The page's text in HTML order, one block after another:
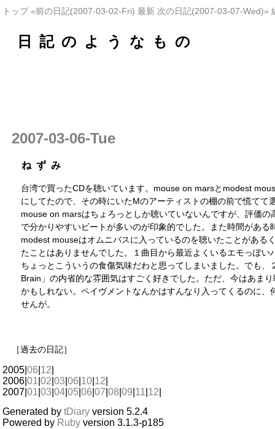
トップ «前の日記(2007-03-02-Fri) 最新 次の日記(2007-03-07-Wed)»
日記のようなもの
2007-03-06-Tue
ねずみ
台湾で買ったCDを聴いています。mouse on marsとmodest
にしてたので、その時にいたMのアーティストの棚の前で慌てて
mouse on marsはちょろっとしか聴いていないんですが、評価の
で分かりやすいビートが多いのが印象的でした。また時間がある
modest mouseはオムニバスに入っているのを聴いたことがある
たことはありませんでした。１曲目から最近よくいるエモっぽい
ちょっとこういうの食傷気味だわと思ってしまいました。でも、
Brain」の内省的な雰囲気はすごく好きでした。ただ、今はあま
かもしれない。ペイヴメントなんかはすんなり入ってくるのに、
せんが。
［過去の日記］
2005|06 12
2006|01 |02 |03 |06 10 12
2007|01 |03 |04 |05 |06 |07 |08 |09 11 12
Generated bytDiary version 5.2.4
Powered by Ruby version 3.1.3-p185